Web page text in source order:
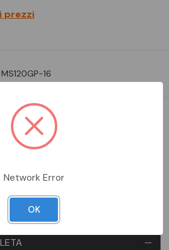
prezzi
16
Network Error
OK